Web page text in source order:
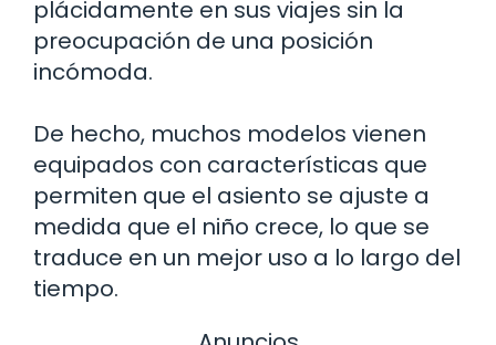
plácidamente en sus viajes sin la
preocupación de una posición
incómoda.
De hecho, muchos modelos vienen
equipados con características que
permiten que el asiento se ajuste a
medida que el niño crece, lo que se
traduce en un mejor uso a lo largo del
tiempo.